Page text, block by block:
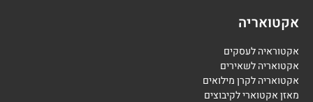
אקטואריה
אקטוראיה לעסקים
אקטואריה לשאירים
אקטואריה לקרן מילואים
מאזן אקטוארי לקיבוצים